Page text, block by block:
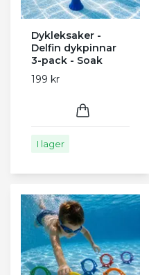
Dykleksaker -
Delfin dykpinnar
3-pack - Soak
199 kr
I lager